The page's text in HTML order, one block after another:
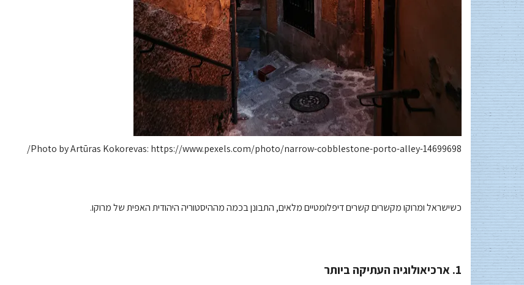
Photo by Artūras Kokorevas: https://www.pexels.com/photo/narrow-cobblestone-porto-alley-14699698/
כשישראל ומרוקו מקשרים קשרים דיפלומטיים מלאים, התבונן בכמה מההיסטוריה היהודית האפית של מרוקו.
1. ארכיאולוגיה העתיקה ביותר